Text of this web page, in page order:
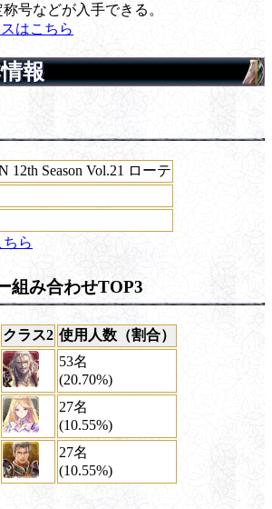
号などが入手できる。
はこちら
報
12th Season Vol.21 ローテ
ら
組み合わせTOP3
クラス2 使用人数（割合）
53名
(20.70%)
27名
(10.55%)
27名
(10.55%)